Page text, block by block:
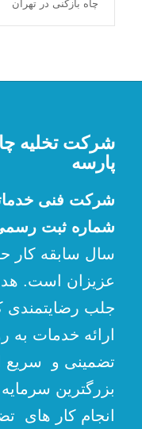
چاه بازکنی در تهران
شرکت تخلیه
پارسه
شرکت فنی
شماره ثبت رسمی
سال سابقه کار
عزیزان است.
جلب رضایتمندی
ارائه خدمات به
تضمینی و سریع
بزرگترین
انجام کار های